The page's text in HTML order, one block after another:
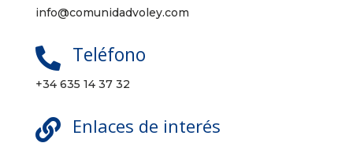
info@comunidadvoley.com
 Teléfono
+34 635 14 37 32
 Enlaces de interés